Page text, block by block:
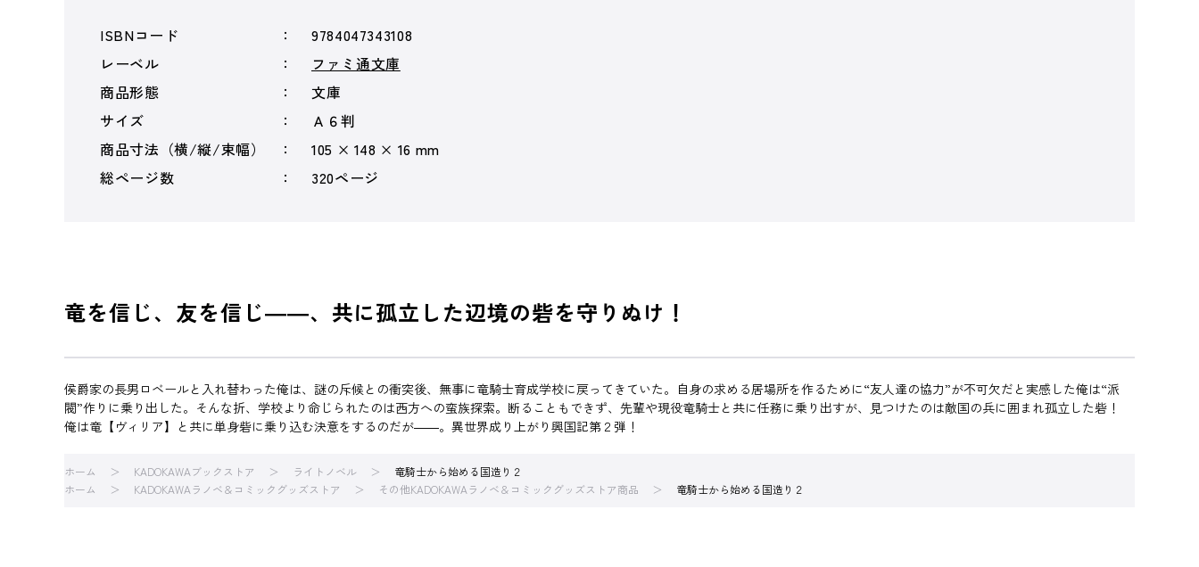
ISBNコード
9784047343108
レーベル
ファミ通文庫
商品形態
文庫
サイズ
Ａ６判
商品寸法（横/縦/束幅）
105 × 148 × 16 mm
総ページ数
320ページ
竜を信じ、友を信じ――、共に孤立した辺境の砦を守りぬけ！
侯爵家の長男ロベールと入れ替わった俺は、謎の斥候との衝突後、無事に竜騎士育成学校に戻ってきていた。自身の求める居場所を作るために“友人達の協力”が不可欠だと実感した俺は“派
閥”作りに乗り出した。そんな折、学校より命じられたのは西方への蛮族探索。断ることもできず、先輩や現役竜騎士と共に任務に乗り出すが、見つけたのは敵国の兵に囲まれ孤立した砦！
俺は竜【ヴィリア】と共に単身砦に乗り込む決意をするのだが――。異世界成り上がり興国記第２弾！
ホーム KADOKAWAブックストア ライトノベル
竜騎士から始める国造り２
ホーム
KADOKAWAラノベ＆コミックグッズストア その他KADOKAWAラノベ＆コミックグッズストア商品 竜騎士から始める国造り２